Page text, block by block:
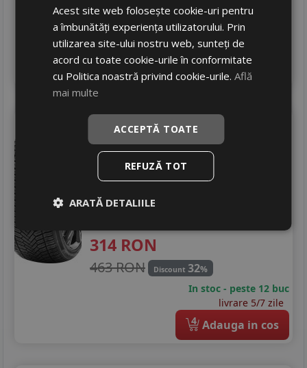
478 RON Discount32%
In stoc - peste 12 buc
livrare 5/7 zile
4 Adauga in cos
GoldlineGl 4season+
205/40 R17 84W DOT 25
Turisme
Consum
Aderenta B
314 RON
463 RON Discount 32%
In stoc - peste 12 buc
livrare 5/7 zile
4 Adauga in cos
Acest site web folosește cookie-uri pentru
a îmbunătăți experiența utilizatorului. Prin
utilizarea site-ului nostru web, sunteți de
acord cu toate cookie-urile în conformitate
cu Politica noastră privind cookie-urile.Află
mai multe
ACCEPTĂ TOATE
REFUZĂ TOT
ARATĂ DETALIILE